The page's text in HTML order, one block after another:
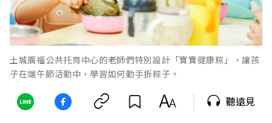
土城廣福公共托育中心的老師們特別設計「寶寶健康粽」，讓孩
子在端午節活動中，學習如何動手拆粽子。
聽遠見